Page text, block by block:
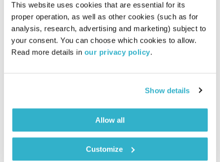
This website uses cookies that are essential for its
proper operation, as well as other cookies (such as for
analysis, research, advertising and marketing) subject to
your consent. You can choose which cookies to allow.
Read more details in our privacy policy.
Show details
Allow all
Customize
שירים, שורות ושקט
בני בשן
21.12.23
01:00:01
הפעם, הוידוי המשלים של הרב קוק מביא איתו במתנה יום של אושר
אודיו